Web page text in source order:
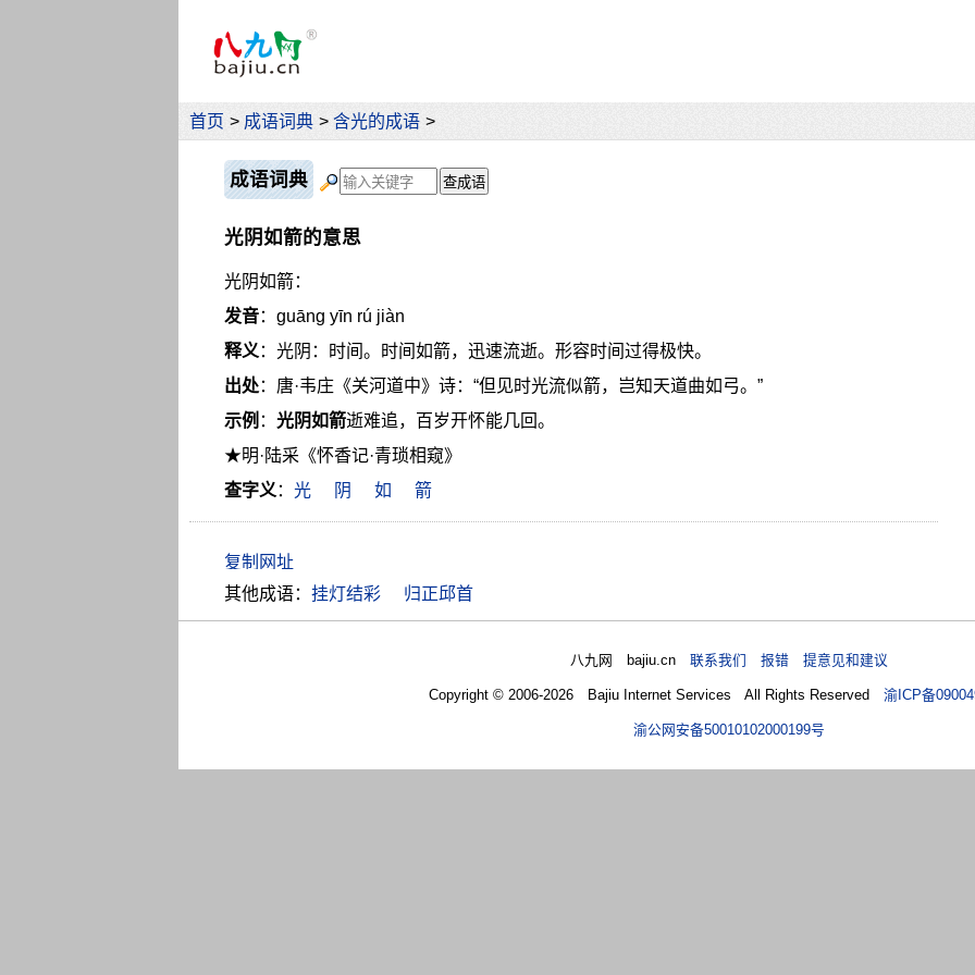
首页 > 成语词典 > 含光的成语 >
成语词典
光阴如箭的意思
光阴如箭：
发音：guāng yīn rú jiàn
释义 ：光阴：时间。时间如箭，迅速流逝。形容时间过得极快。
出处：唐·韦庄《关河道中》诗：“但见时光流似箭，岂知天道曲如弓。”
示例 ： 光阴如箭逝难追，百岁开怀能几回。
★明·陆采《怀香记·青琐相窥》
查字义 ： 光 阴 如 箭
其他成语： 挂灯结彩 归正邱首
八九网 bajiu.cn联系我们 报错 提意见和建议
Copyright © 2006-2026 Bajiu Internet Services All Rights Reserved 渝ICP备
渝公网安备50010102000199号